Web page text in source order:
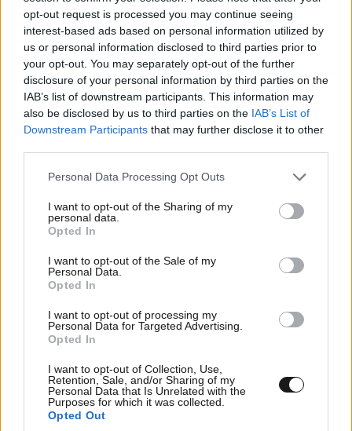
opt-out request is processed you may continue seeing
interest-based ads based on personal information utilized by
us or personal information disclosed to third parties prior to
your opt-out. You may separately opt-out of the further
disclosure of your personal information by third parties on the
IAB’s list of downstream participants. This information may
also be disclosed by us to third parties on the IAB’s List of
Downstream Participants that may further disclose it to other
Please note that this website/app uses one or more Google
not limited to your visit or usage behaviour. You may click to
grant or deny consent to Google and its third-party tags to
use your data for below specified purposes in below Google
consent section.
Personal Data Processing Opt Outs
I want to opt-out of the Sharing of my
personal data.
Opted In
I want to opt-out of the Sale of my
Personal Data.
Opted In
I want to opt-out of processing my
Personal Data for Targeted Advertising.
Opted In
I want to opt-out of Collection, Use,
Retention, Sale, and/or Sharing of my
Personal Data that Is Unrelated with the
Purposes for which it was collected.
Opted Out